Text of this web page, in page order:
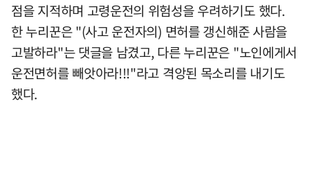
점을 지적하며 고령운전의 위험성을 우려하기도 했다.
한 누리꾼은 "(사고 운전자의) 면허를 갱신해준 사람을
고발하라"는 댓글을 남겼고, 다른 누리꾼은 "노인에게서
운전면허를 빼앗아라!!!"라고 격앙된 목소리를 내기도
했다.